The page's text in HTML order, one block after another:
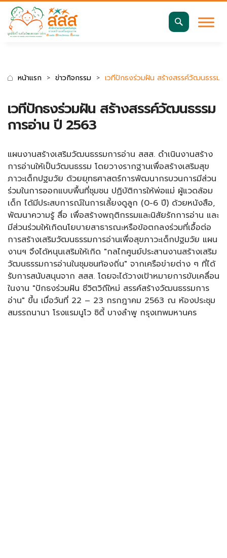
มาตรฐานการเข้าถึงเว็บ WCAG 2.2 AA
หน้าแรก ข่าวกิจกรรม เวทีปักธงร่วมฝัน สร้างสรรค์วัฒนธรรม
เวทีปักธงร่วมฝัน สร้างสรรค์วัฒนธรรม
การอ่าน ปี 2563
แผนงานสร้างเสริมวัฒนธรรมการอ่าน สสส. ดำเนินงานสร้าง
การอ่านให้เป็นวัฒนธรรม โดยวางรากฐานเพื่อสร้างเสริมสุข
ภาวะเด็กปฐมวัย ด้วยยุทธศาสตร์การพัฒนากรบวนการมีส่วน
ร่วมในการออกแบบพื้นที่ชุมชน ปฏิบัติการให้พ่อแม่ ผู้แวดล้อม
เด็ก ได้มีประสบการณ์ในการเลี้ยงดูลูก (0-6 ปี) ด้วยหนังสือ,
พัฒนาความรู้ สื่อ เพื่อสร้างพฤติกรรมและนิสัยรักการอ่าน และ
มีส่วนร่วมให้เกิดนโยบายสาธารณะหรือข้อตกลงร่วมที่เอื้อต่อ
การสร้างเสริมวัฒนธรรมการอ่านเพื่อสุขภาวะเด็กปฐมวัย แผน
งานฯ จึงได้หนุนเสริมให้เกิด "กลไกศูนย์ประสานงานสร้างเสริม
วัฒนธรรมการอ่านในชุมชนท้องถิ่น" จากเครือข่ายต่าง ๆ ที่ได้
รับการสนับสนุนจาก สสส. โดยจะได้วางเป้าหมายการขับเคลื่อน
ในงาน "ปักธงร่วมฝัน ชีวิตวิถีใหม่ สรรค์สร้างวัฒนธรรมการ
อ่าน" ขึ้น เมื่อวันที่ 22 – 23 กรกฎาคม 2563 ณ ห้องประชุม
สมรรถนานา โรงแรมนูโว ซิตี้ บางลำพู กรุงเทพมหานคร